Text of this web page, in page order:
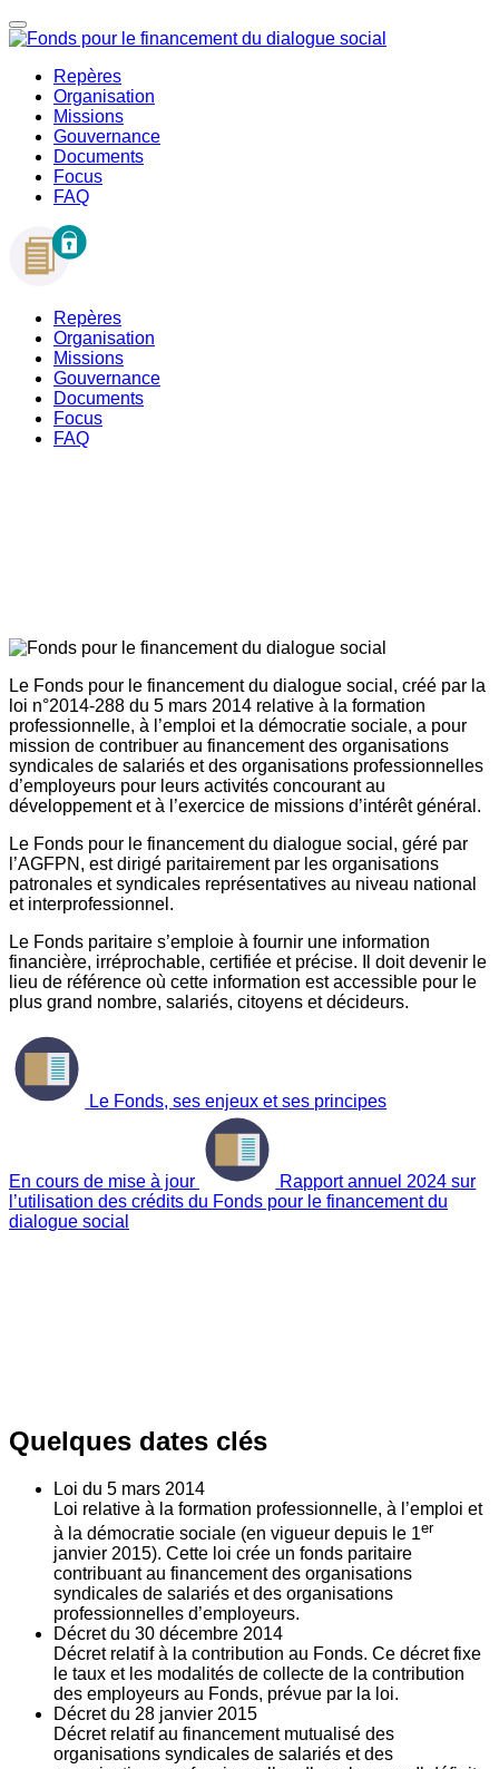
Repères
Organisation
Missions
Gouvernance
Documents
Focus
FAQ
Repères
Organisation
Missions
Gouvernance
Documents
Focus
FAQ
Le Fonds pour le financement du dialogue social, créé par la
loi n°2014-288 du 5 mars 2014 relative à la formation
professionnelle, à l’emploi et la démocratie sociale, a pour
mission de contribuer au financement des organisations
syndicales de salariés et des organisations professionnelles
d’employeurs pour leurs activités concourant au
développement et à l’exercice de missions d’intérêt général.
Le Fonds pour le financement du dialogue social, géré par
l’AGFPN, est dirigé paritairement par les organisations
patronales et syndicales représentatives au niveau national
et interprofessionnel.
Le Fonds paritaire s’emploie à fournir une information
financière, irréprochable, certifiée et précise. Il doit devenir le
lieu de référence où cette information est accessible pour le
plus grand nombre, salariés, citoyens et décideurs.
Le Fonds, ses enjeux et ses principes
En cours de mise à jour
Rapport annuel 2024 sur
l’utilisation des crédits du Fonds pour le financement du
dialogue social
Quelques dates clés
Loi du 5 mars 2014
Loi relative à la formation professionnelle, à l’emploi et
à la démocratie sociale (en vigueur depuis le 1er
janvier 2015). Cette loi crée un fonds paritaire
contribuant au financement des organisations
syndicales de salariés et des organisations
professionnelles d’employeurs.
Décret du 30 décembre 2014
Décret relatif à la contribution au Fonds. Ce décret fixe
le taux et les modalités de collecte de la contribution
des employeurs au Fonds, prévue par la loi.
Décret du 28 janvier 2015
Décret relatif au financement mutualisé des
organisations syndicales de salariés et des